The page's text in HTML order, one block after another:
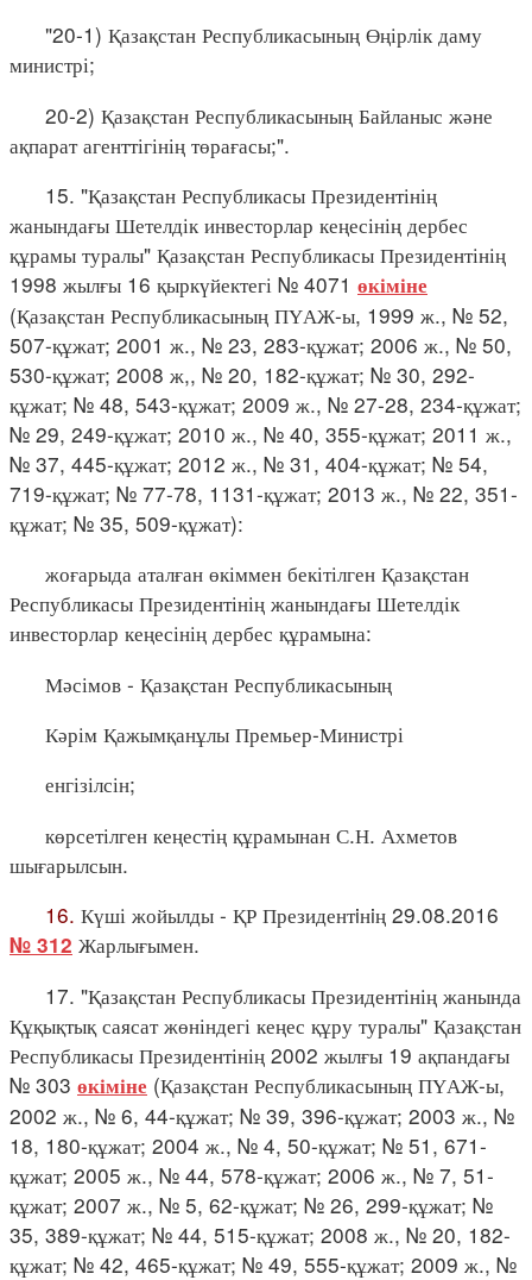
"20-1) Қазақстан Республикасының Өңірлік даму
министрі;
20-2) Қазақстан Республикасының Байланыс және
ақпарат агенттігінің төрағасы;".
15. "Қазақстан Республикасы Президентінің
жанындағы Шетелдік инвесторлар кеңесінің дербес
құрамы туралы" Қазақстан Республикасы Президентінің
1998 жылғы 16 қыркүйектегі № 4071 өкіміне
(Қазақстан Республикасының ПҮАЖ-ы, 1999 ж., № 52,
507-құжат; 2001 ж., № 23, 283-құжат; 2006 ж., № 50,
530-құжат; 2008 ж,, № 20, 182-құжат; № 30, 292-
құжат; № 48, 543-құжат; 2009 ж., № 27-28, 234-құжат;
№ 29, 249-құжат; 2010 ж., № 40, 355-құжат; 2011 ж.,
№ 37, 445-құжат; 2012 ж., № 31, 404-құжат; № 54,
719-құжат; № 77-78, 1131-құжат; 2013 ж., № 22, 351-
құжат; № 35, 509-құжат):
жоғарыда аталған өкіммен бекітілген Қазақстан
Республикасы Президентінің жанындағы Шетелдік
инвесторлар кеңесінің дербес құрамына:
Мәсімов - Қазақстан Республикасының
Кәрім Қажымқанұлы Премьер-Министрі
енгізілсін;
көрсетілген кеңестің құрамынан С.Н. Ахметов
шығарылсын.
16. Күші жойылды - ҚР Президентiнiң 29.08.2016
№ 312 Жарлығымен.
17. "Қазақстан Республикасы Президентінің жанында
Құқықтық саясат жөніндегі кеңес құру туралы" Қазақстан
Республикасы Президентінің 2002 жылғы 19 ақпандағы
№ 303 өкіміне (Қазақстан Республикасының ПҮАЖ-ы,
2002 ж., № 6, 44-құжат; № 39, 396-құжат; 2003 ж., №
18, 180-құжат; 2004 ж., № 4, 50-құжат; № 51, 671-
құжат; 2005 ж., № 44, 578-құжат; 2006 ж., № 7, 51-
құжат; 2007 ж., № 5, 62-құжат; № 26, 299-құжат; №
35, 389-құжат; № 44, 515-құжат; 2008 ж., № 20, 182-
құжат; № 42, 465-құжат; № 49, 555-құжат; 2009 ж., №